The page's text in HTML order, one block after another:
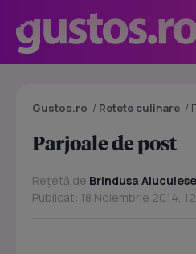
Gustos.ro / Retete culinare /
Parjoale de post
Rețetă de Brindusa
Publicat: 18 Noiembrie 2014,